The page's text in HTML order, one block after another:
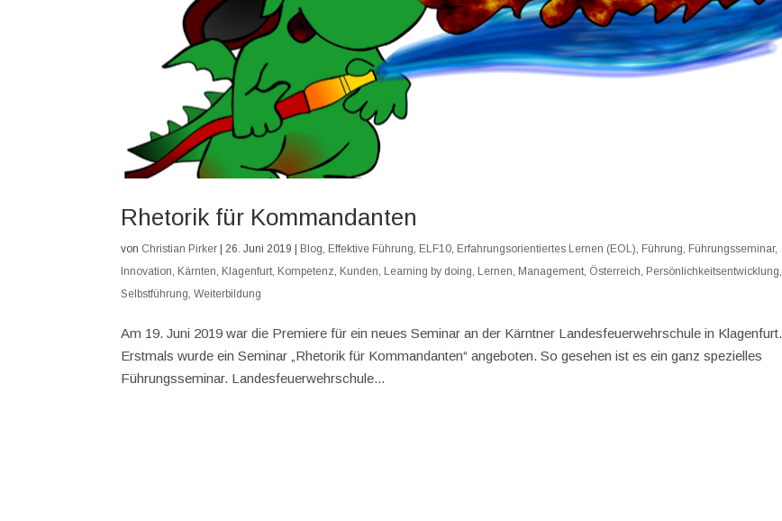
Rhetorik für Kommandanten
von Christian Pirker 26. Juni 2019 Blog, Effektive Führung, ELF10, Erfahrungsorientiertes Lernen (EOL), Führung, Führungsseminar,
Innovation, Kärnten, Klagenfurt, Kompetenz, Kunden, Learning by doing, Lernen, Management, Österreich, Persönlichkeitsentwicklung,
Selbstführung,Weiterbildung
Am 19. Juni 2019 war die Premiere für ein neues Seminar an der Kärntner Landesfeuerwehrschule in Klagenfurt.
Erstmals wurde ein Seminar „Rhetorik für Kommandanten“ angeboten. So gesehen ist es ein ganz spezielles
Führungsseminar. Landesfeuerwehrschule...